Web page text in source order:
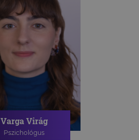
Varga Virág
Pszichológus